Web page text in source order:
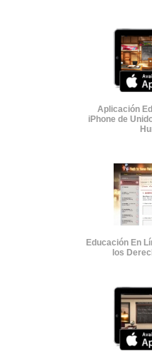
Aplicación
iPhone de
Educación En
los